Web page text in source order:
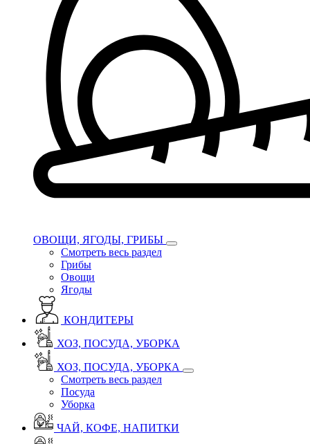
ОВОЩИ, ЯГОДЫ, ГРИБЫ
Смотреть весь раздел
Грибы
Овощи
Ягоды
КОНДИТЕРЫ
ХОЗ, ПОСУДА, УБОРКА
ХОЗ, ПОСУДА, УБОРКА
Смотреть весь раздел
Посуда
Уборка
ЧАЙ, КОФЕ, НАПИТКИ